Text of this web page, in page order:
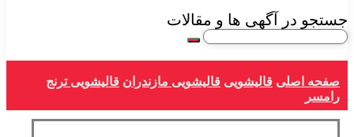
جستجو در آگهی ها و مقالات
صفحه اصلی قالیشویی قالیشویی مازندران قالیشویی ترنج
رامسر